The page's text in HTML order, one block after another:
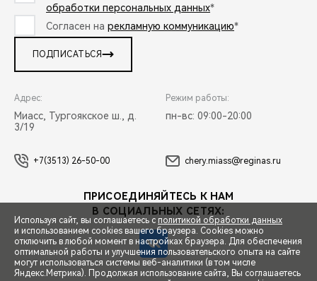
СПЕЦПРЕДЛОЖЕНИЯ
обработки персональных данных*
Согласен на рекламную коммуникацию*
ПОДПИСАТЬСЯ
Адрес:
Миасс, Тургоякское ш., д.
3/19
Режим работы:
пн-вс: 09:00-20:00
+7(3513) 26-50-00 chery.miass@reginas.ru
ПРИСОЕДИНЯЙТЕСЬ К НАМ
В СОЦИАЛЬНЫХ СЕТЯХ:
Используя сайт, вы соглашаетесь с политикой обработки данных
и использованием cookies вашего браузера. Cookies можно
отключить в любой момент в настройках браузера. Для обеспечения
оптимальной работы и улучшения пользовательского опыта на сайте
могут использоваться системы веб-аналитики (в том числе
Яндекс.Метрика). Продолжая использование сайта, Вы соглашаетесь